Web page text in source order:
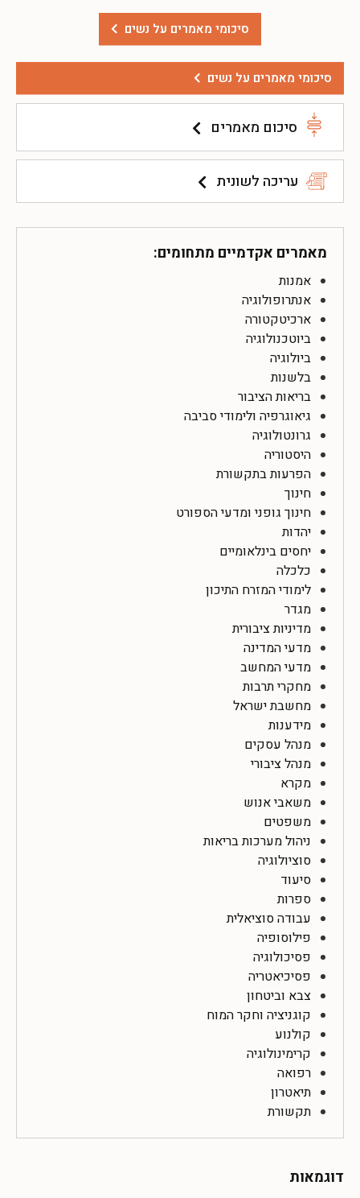
סיכומי מאמרים על נשים
סיכום מאמרים
עריכה לשונית
מאמרים אקדמיים מתחומים:
אמנות
אנתרופולוגיה
ארכיטקטורה
ביוטכנולוגיה
ביולוגיה
בלשנות
בריאות הציבור
גיאוגרפיה ולימודי סביבה
גרונטולוגיה
היסטוריה
הפרעות בתקשורת
חינוך
חינוך גופני ומדעי הספורט
יהדות
יחסים בינלאומיים
כלכלה
לימודי המזרח התיכון
מגדר
מדיניות ציבורית
מדעי המדינה
מדעי המחשב
מחקרי תרבות
מחשבת ישראל
מידענות
מנהל עסקים
מנהל ציבורי
מקרא
משאבי אנוש
משפטים
ניהול מערכות בריאות
סוציולוגיה
סיעוד
ספרות
עבודה סוציאלית
פילוסופיה
פסיכולוגיה
פסיכיאטריה
צבא וביטחון
קוגניציה וחקר המוח
קולנוע
קרימינולוגיה
רפואה
תיאטרון
תקשורת
דוגמאות
סיכומי מאמרים על נשים